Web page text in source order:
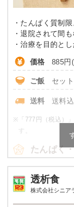
カリウム
コレステロール
て異なる場合がござ
例
小松菜の胡麻
飛龍頭の煮物
栄養素
535kcal、たんぱ
・たんぱく質制
・退院されて間
・治療を目的と
価格 885円
ご飯 セット
送料 送料込
※ 「777円（税込）
す。
たんぱく
品数
カロリー
透析食
株式会社シニア